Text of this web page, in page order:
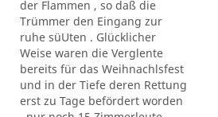
der Flammen , so daß die
Trümmer den Eingang zur
ruhe süUten . Glücklicher
Weise waren die Verglente
bereits für das Weihnachlsfest
und in der Tiefe deren Rettung
erst zu Tage befördert worden